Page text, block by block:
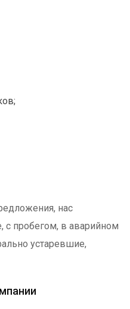
нас
с пробегом, в аварийном
устаревшие,